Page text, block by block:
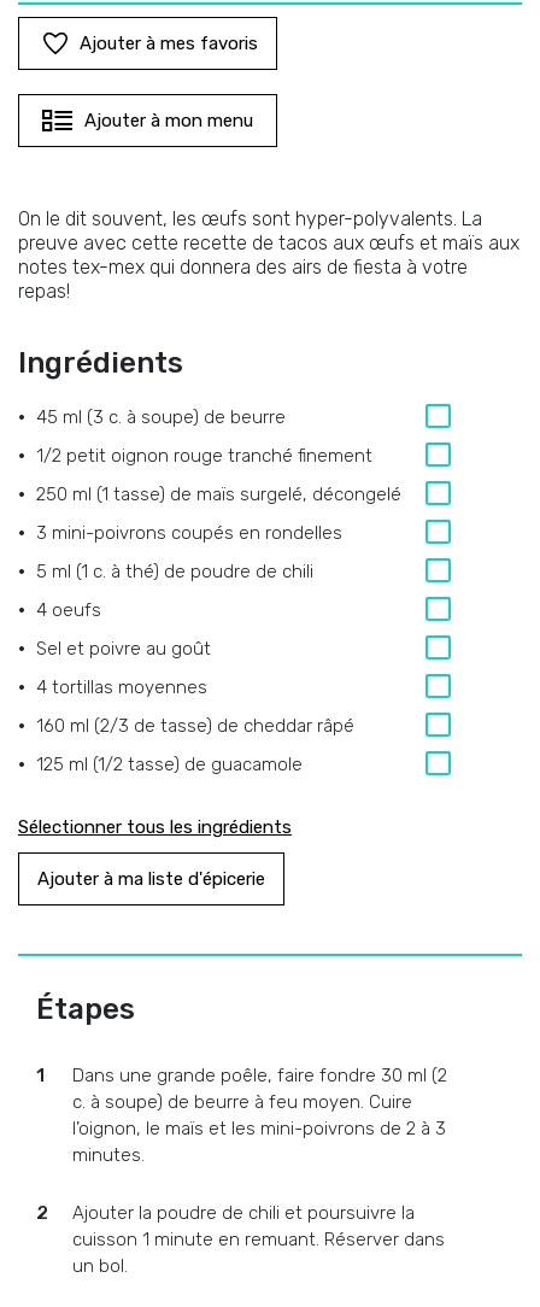
Ajouter à mes favoris
Ajouter à mon menu
On le dit souvent, les œufs sont hyper-polyvalents. La
preuve avec cette recette de tacos aux œufs et maïs aux
notes tex-mex qui donnera des airs de fiesta à votre
repas!
Ingrédients
45 ml (3 c. à soupe) de beurre
1/2 petit oignon rouge tranché finement
250 ml (1 tasse) de maïs surgelé, décongelé
3 mini-poivrons coupés en rondelles
5 ml (1 c. à thé) de poudre de chili
4 oeufs
Sel et poivre au goût
4 tortillas moyennes
160 ml (2/3 de tasse) de cheddar râpé
125 ml (1/2 tasse) de guacamole
Sélectionner tous les ingrédients
Ajouter à ma liste d'épicerie
Étapes
Dans une grande poêle, faire fondre 30 ml (2
c. à soupe) de beurre à feu moyen. Cuire
l’oignon, le maïs et les mini-poivrons de 2 à 3
minutes.
Ajouter la poudre de chili et poursuivre la
cuisson 1 minute en remuant. Réserver dans
un bol.